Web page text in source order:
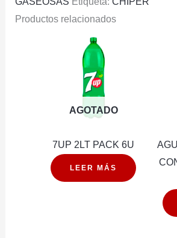
Productos relacionados
AGOTADO
7UP 2LT PACK 6U
LEER MÁS